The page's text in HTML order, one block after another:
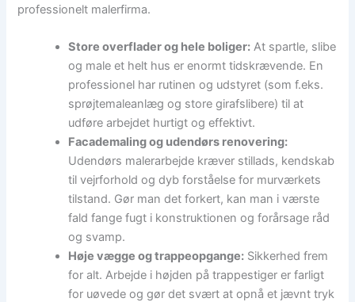
professionelt malerfirma.
Store overflader og hele boliger: At spartle, slibe
og male et helt hus er enormt tidskrævende. En
professionel har rutinen og udstyret (som f.eks.
sprøjtemaleanlæg og store girafslibere) til at
udføre arbejdet hurtigt og effektivt.
Facademaling og udendørs renovering:
Udendørs malerarbejde kræver stillads, kendskab
til vejrforhold og dyb forståelse for murværkets
tilstand. Gør man det forkert, kan man i værste
fald fange fugt i konstruktionen og forårsage råd
og svamp.
Høje vægge og trappeopgange: Sikkerhed frem
for alt. Arbejde i højden på trappestiger er farligt
for uøvede og gør det svært at opnå et jævnt tryk